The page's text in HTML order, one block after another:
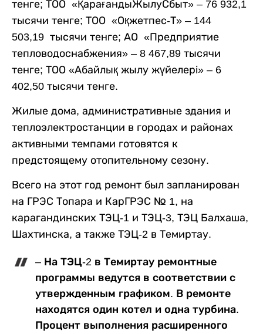
тенге; ТОО «ҚарағандыЖылуСбыт» – 76 932,1
тысячи тенге; ТОО «Оқжетпес-Т» – 144
503,19 тысячи тенге; АО «Предприятие
тепловодоснабжения» – 8 467,89 тысячи
тенге; ТОО «Абайлық жылу жүйелері» – 6
402,50 тысячи тенге.
Жилые дома, административные здания и
теплоэлектростанции в городах и районах
активными темпами готовятся к
предстоящему отопительному сезону.
Всего на этот год ремонт был запланирован
на ГРЭС Топара и КарГРЭС № 1, на
карагандинских ТЭЦ-1 и ТЭЦ-3, ТЭЦ Балхаша,
Шахтинска, а также ТЭЦ-2 в Темиртау.
– На ТЭЦ-2 в Темиртау ремонтные
программы ведутся в соответствии с
утвержденным графиком. В ремонте
находятся один котел и одна турбина.
Процент выполнения расширенного